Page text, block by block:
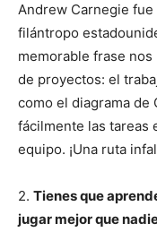
Andrew Carnegie
filántropo
memorable frase
de proyectos: el
como el diagrama de
fácilmente las tareas
equipo. ¡Una ruta
2. Tienes que
jugar mejor que